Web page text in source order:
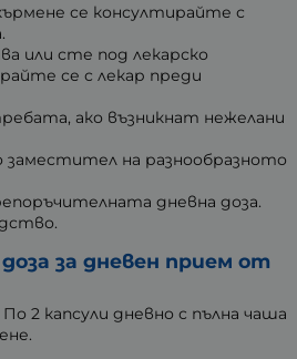
се консултирайте с
или сте под лекарско
се с лекар преди
ако възникнат нежелани
заместител на разнообразното
дневна доза.
за дневен прием от
2 капсули дневно с пълна чаша